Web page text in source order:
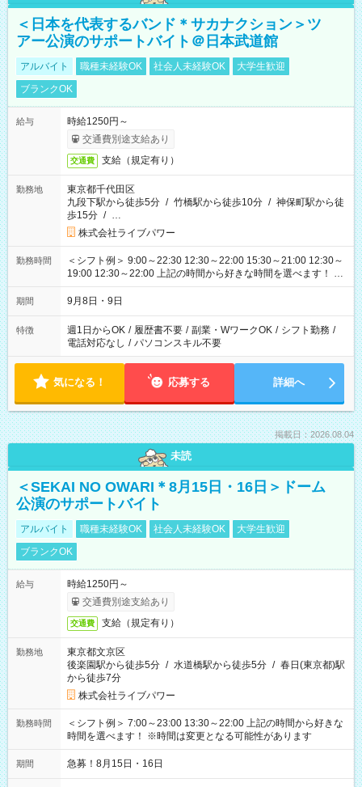
＜日本を代表するバンド＊サカナクション＞ツ
アー公演のサポートバイト＠日本武道館
アルバイト 職種未経験OK 社会人未経験OK
大学生歓迎
ブランクOK
給与
時給1250円～
交通費別途支給あり
交通費 支給（規定有り）
勤務地
東京都千代田区
九段下駅から徒歩5分 / 竹橋駅から徒歩10分 / 神保町駅から徒
歩15分 / …
株式会社ライブパワー
勤務時間
＜シフト例＞ 9:00～22:30 12:30～22:00 15:30～21:00 12:30～
19:00 12:30～22:00 上記の時間から好きな時間を選べます！ ※
時間は変更となる可能性があります
期間 9月8日・9日
特徴 週1日からOK / 履歴書不要 / 副業・WワークOK / シフト勤務 /
電話対応なし / パソコンスキル不要
気になる！ 応募する 詳細へ
掲載日：2026.08.04
未読
＜SEKAI NO OWARI＊8月15日・16日＞ドーム
公演のサポートバイト
アルバイト 職種未経験OK 社会人未経験OK
大学生歓迎
ブランクOK
給与
時給1250円～
交通費別途支給あり
交通費 支給（規定有り）
勤務地
東京都文京区
後楽園駅から徒歩5分 / 水道橋駅から徒歩5分 / 春日(東京都)駅
から徒歩7分
株式会社ライブパワー
勤務時間
＜シフト例＞ 7:00～23:00 13:30～22:00 上記の時間から好きな
時間を選べます！ ※時間は変更となる可能性があります
期間 急募！8月15日・16日